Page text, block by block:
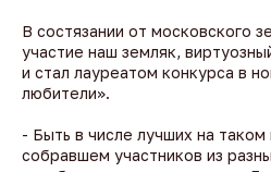
В состязании от московского
участие наш земляк,
и стал лауреатом конкурса в
любители».
- Быть в числе лучших на
собравшем участников из